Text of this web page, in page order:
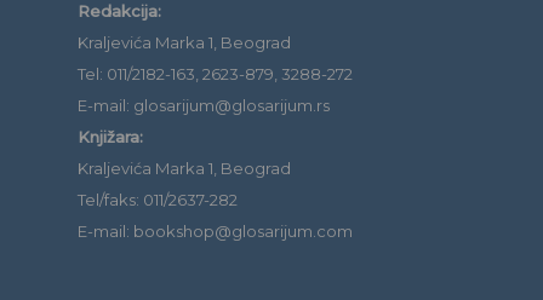
Redakcija:
Kraljevića Marka 1, Beograd
Tel: 011/2182-163, 2623-879, 3288-272
E-mail: glosarijum@glosarijum.rs
Knjižara:
Kraljevića Marka 1, Beograd
Tel/faks: 011/2637-282
E-mail: bookshop@glosarijum.com